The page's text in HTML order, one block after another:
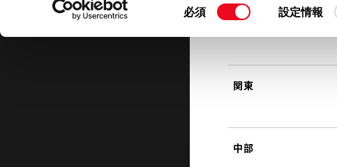
て」をご覧ください。
同
必須 設定情報
東北
関東
中部